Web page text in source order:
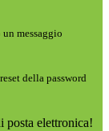
messaggio
della password
posta elettronica!